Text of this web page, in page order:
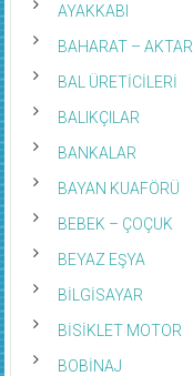
AYAKKABI
BAHARAT – AKTAR
BAL ÜRETİCİLERİ
BALIKÇILAR
BANKALAR
BAYAN KUAFÖRÜ
BEBEK – ÇOÇUK
BEYAZ EŞYA
BİLGİSAYAR
BİSİKLET MOTOR
BOBİNAJ